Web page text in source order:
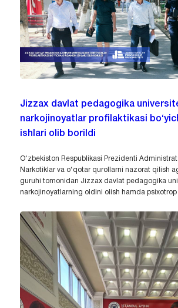
Jizzax davlat pedagogika
narkojinoyatlar profilaktikasi
ishlari olib borildi
O‘zbekiston Respublikasi Prezidenti
Narkotiklar va o‘qotar qurollarni nazorat qilish
guruhi tomonidan Jizzax davlat pedagogika
narkojinoyatlarning oldini olish hamda